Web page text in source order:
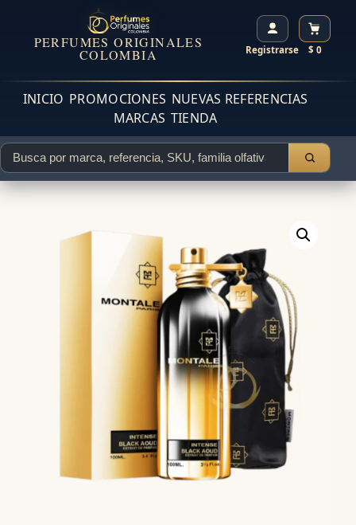
PERFUMES ORIGINALES
COLOMBIA Registrarse $ 0
INICIO PROMOCIONES NUEVAS REFERENCIAS
MARCAS TIENDA